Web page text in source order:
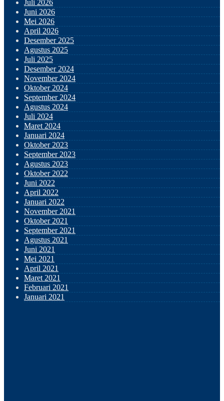
Juli 2026
Juni 2026
Mei 2026
April 2026
Desember 2025
Agustus 2025
Juli 2025
Desember 2024
November 2024
Oktober 2024
September 2024
Agustus 2024
Juli 2024
Maret 2024
Januari 2024
Oktober 2023
September 2023
Agustus 2023
Oktober 2022
Juni 2022
April 2022
Januari 2022
November 2021
Oktober 2021
September 2021
Agustus 2021
Juni 2021
Mei 2021
April 2021
Maret 2021
Februari 2021
Januari 2021